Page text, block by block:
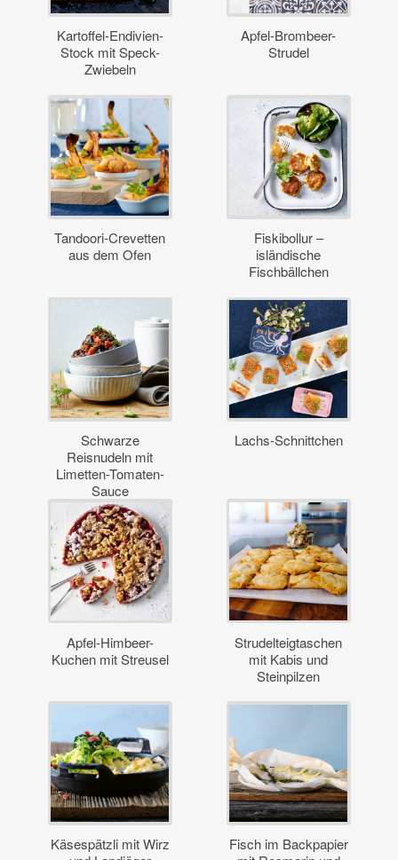
Kartoffel-Endivien-
Stock mit Speck-
Zwiebeln
Apfel-Brombeer-
Strudel
Tandoori-Crevetten
aus dem Ofen
Fiskibollur –
isländische
Fischbällchen
Schwarze
Reisnudeln mit
Limetten-Tomaten-
Sauce
Lachs-Schnittchen
Apfel-Himbeer-
Kuchen mit Streusel
Strudelteigtaschen
mit Kabis und
Steinpilzen
Käsespätzli mit Wirz
Fisch im Backpapier